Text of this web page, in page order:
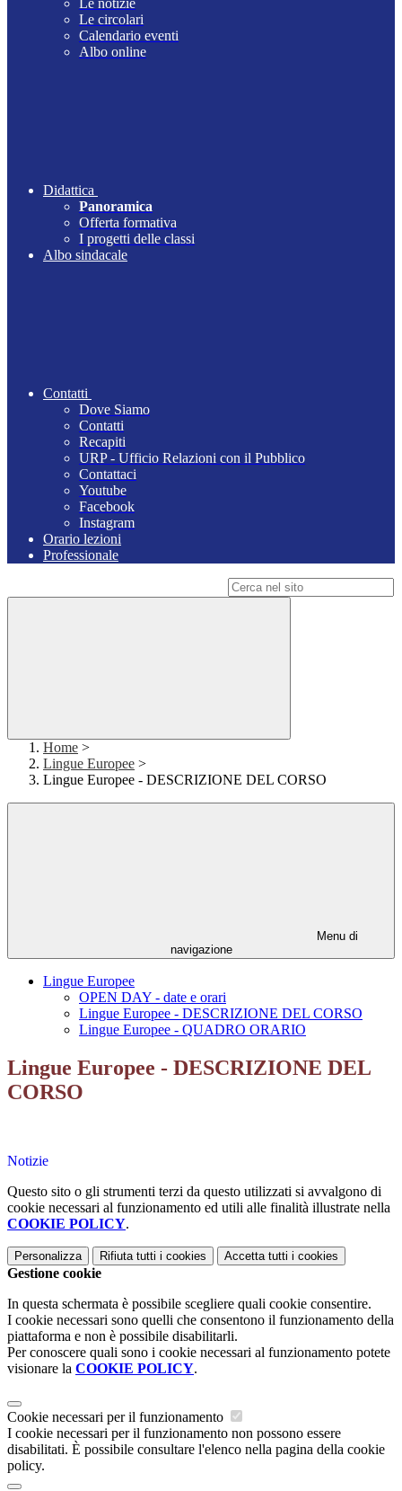
Le notizie
Le circolari
Calendario eventi
Albo online
Didattica
Panoramica
Offerta formativa
I progetti delle classi
Albo sindacale
Contatti
Dove Siamo
Contatti
Recapiti
URP - Ufficio Relazioni con il Pubblico
Contattaci
Youtube
Facebook
Instagram
Orario lezioni
Professionale
Home >
Lingue Europee >
Lingue Europee - DESCRIZIONE DEL CORSO
Menu di
navigazione
Lingue Europee
OPEN DAY - date e orari
Lingue Europee - DESCRIZIONE DEL CORSO
Lingue Europee - QUADRO ORARIO
Lingue Europee - DESCRIZIONE DEL
CORSO
Notizie
Questo sito o gli strumenti terzi da questo utilizzati si avvalgono di
cookie necessari al funzionamento ed utili alle finalità illustrate nella
COOKIE POLICY.
Personalizza Rifiuta tutti i cookies Accetta tutti i cookies
Gestione cookie
In questa schermata è possibile scegliere quali cookie consentire.
I cookie necessari sono quelli che consentono il funzionamento della
piattaforma e non è possibile disabilitarli.
Per conoscere quali sono i cookie necessari al funzionamento potete
visionare la COOKIE POLICY.
Cookie necessari per il funzionamento
I cookie necessari per il funzionamento non possono essere
disabilitati. È possibile consultare l'elenco nella pagina della cookie
policy.